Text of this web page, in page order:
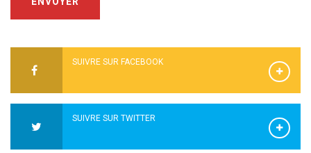
SUIVRE SUR FACEBOOK
SUIVRE SUR TWITTER